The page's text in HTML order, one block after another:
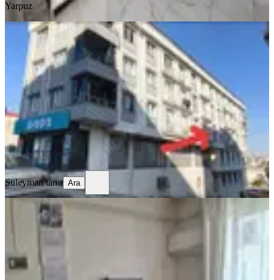
Yarpuz
YENİ
Sahibinden Kiralık 1+1
Dulkadiroğlu, Gazi Paşa Mahallesi
1+1
55 m² · 2. Kat 03.08.2026
11.000 ₺
Süleyman tanır
Ara
Süleyman tanır Ara
YENİ
Doru Gayrimenkulden Çarşı
Merkezde 1+1 Eşyalı Daire
Dulkadiroğlu, Egemenlik Mahallesi
55 m²